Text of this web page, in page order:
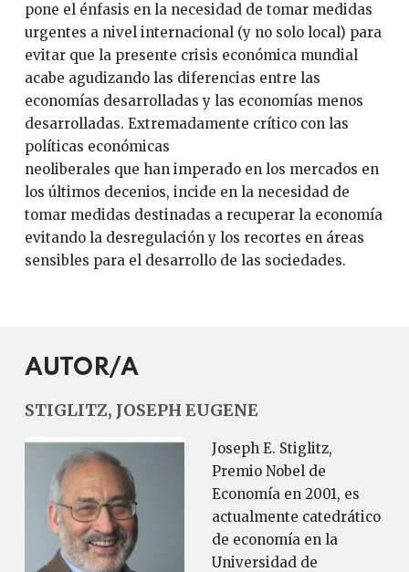
pone el énfasis en la necesidad de tomar medidas
urgentes a nivel internacional (y no solo local) para
evitar que la presente crisis económica mundial
acabe agudizando las diferencias entre las
economías desarrolladas y las economías menos
desarrolladas. Extremadamente crítico con las
políticas económicas
neoliberales que han imperado en los mercados en
los últimos decenios, incide en la necesidad de
tomar medidas destinadas a recuperar la economía
evitando la desregulación y los recortes en áreas
sensibles para el desarrollo de las sociedades.
AUTOR/A
STIGLITZ, JOSEPH EUGENE
Joseph E. Stiglitz,
Premio Nobel de
Economía en 2001, es
actualmente catedrático
de economía en la
Universidad de